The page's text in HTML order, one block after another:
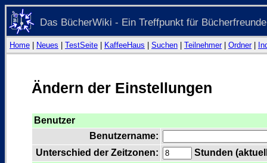
Das BücherWiki - Ein Treffpunkt für Bücherfreunde
Home Neues TestSeite KaffeeHaus Suchen Teilnehmer| Ordner|
Ändern der Einstellungen
Benutzer
Benutzername:
Unterschied der Zeitzonen:
Stunden